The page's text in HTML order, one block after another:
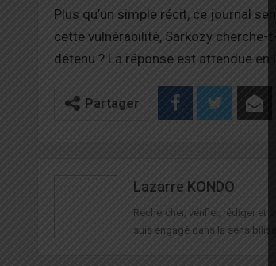
Plus qu’un simple récit, ce journal
cette vulnérabilité, Sarkozy
détenu ? La réponse est attendue
Partager
Lazarre KONDO
Rechercher, vérifier, rédiger et
suis engagé dans la